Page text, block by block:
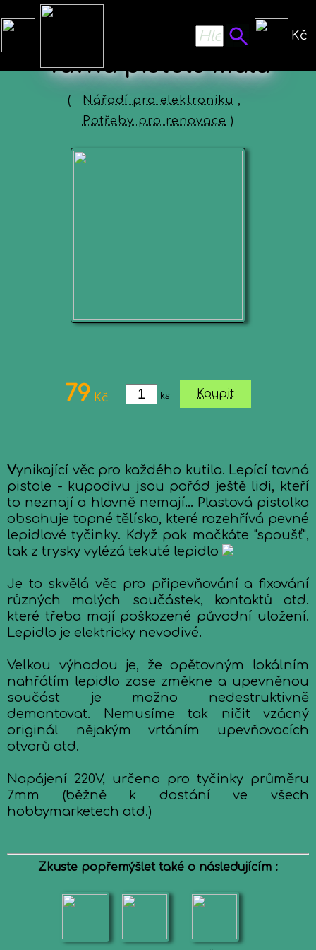
Kč
Tavná pistole malá
( Nářadí pro elektroniku ,
Potřeby pro renovace )
79 Kč ks Koupit
Vynikající věc pro každého kutila. Lepící tavná
pistole - kupodivu jsou pořád ještě lidi, kteří
to neznají a hlavně nemají... Plastová pistolka
obsahuje topné tělísko, které rozehřívá pevné
lepidlové tyčinky. Když pak mačkáte "spoušť",
tak z trysky vylézá tekuté lepidlo
Je to skvělá věc pro připevňování a fixování
různých malých součástek, kontaktů atd.
které třeba mají poškozené původní uložení.
Lepidlo je elektricky nevodivé.
Velkou výhodou je, že opětovným lokálním
nahřátím lepidlo zase změkne a upevněnou
součást je možno nedestruktivně
demontovat. Nemusíme tak ničit vzácný
originál nějakým vrtáním upevňovacích
otvorů atd.
Napájení 220V, určeno pro tyčinky průměru
7mm (běžně k dostání ve všech
hobbymarketech atd.)
Zkuste popřemýšlet také o následujícím :